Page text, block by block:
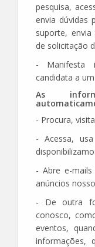
pesquisa,
envia dúvidas
suporte,
de solicitação
- Manifesta
candidata a
As
- Procura,
- Acessa,
- Abre e-
anúncios
- De outra
conosco,
eventos,
informações,